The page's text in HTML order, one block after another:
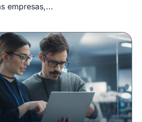
empresas,...